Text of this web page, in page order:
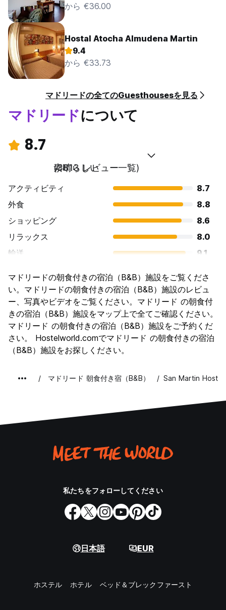
から €36.00
Hostal Atocha Almudena Martin
9.4
から €33.73
マドリードの全てのGuesthousesを見る
マドリードについて
8.7
素晴らしい
(3813 レビュー一覧)
アクティビティ
8.7
外食
8.8
ショッピング
8.6
リラックス
8.0
輸送
9.1
文化
9.1
ナイトライフ
8.8
コストパフォーマンス
8.1
マドリードの朝食付きの宿泊（B&B）施設をご覧くださ
い。マドリードの朝食付きの宿泊（B&B）施設のレビュ
ー、写真やビデオをご覧ください。マドリード の朝食付
きの宿泊（B&B）施設をマップ上で全てご確認ください。
マドリード の朝食付きの宿泊（B&B）施設をご予約くだ
さい。 Hostelworld.comでマドリード の朝食付きの宿泊
（B&B）施設をお探しください。
マドリード 朝食付き宿（B&B） San Martin Hostal
私たちをフォローしてください
日本語 EUR
ホステル ホテル ベッド＆ブレックファースト